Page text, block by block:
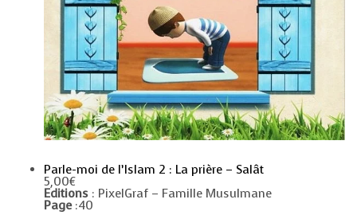
Parle-moi de l’Islam 2 : La prière – Salât
5,00€
Editions : PixelGraf – Famille Musulmane
Page:40